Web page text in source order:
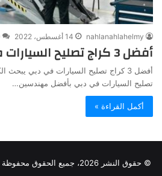
nahlanahlahelmy 14 أغسطس، 2022
أفضل 3 كراج تصليح السيارات في دبي
أفضل 3 كراج تصليح السيارات في دبي
تصليح السيارات في دبي بأفضل مهندسين…
أكمل القراءة »
© حقوق النشر 2026، جميع الحقوق محفوظة |